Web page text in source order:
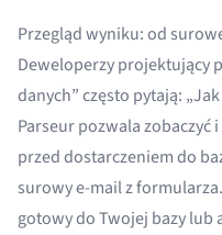
Przegląd wyniku: od
Deweloperzy projektujący
danych” często pytają:
Parseur pozwala
przed dostarczeniem do
surowy e-mail z
gotowy do Twojej bazy lub